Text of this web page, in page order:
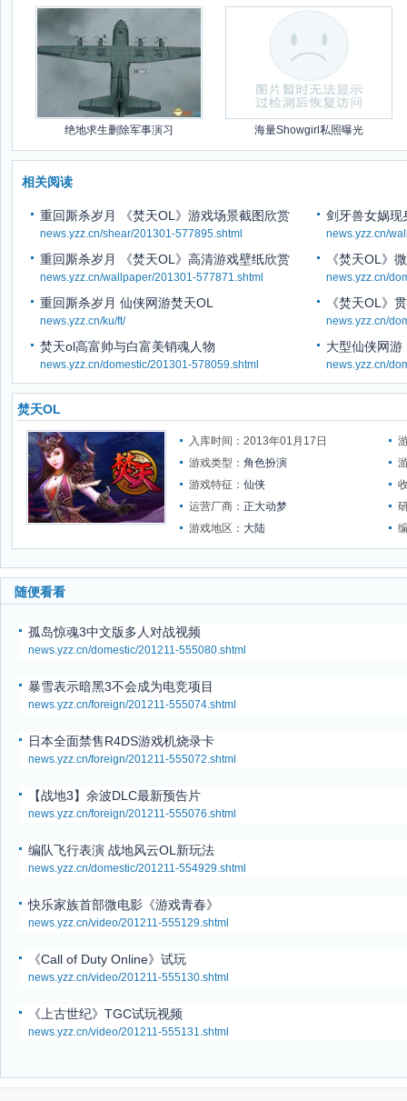
绝地求生删除军事演习 海量Showgirl私照曝光
相关阅读
重回厮杀岁月 《焚天OL》游戏场景截图欣赏
news.yzz.cn/shear/201301-577895.shtml
剑牙兽女娲现
news.yzz.cn/
重回厮杀岁月 《焚天OL》高清游戏壁纸欣赏
news.yzz.cn/wallpaper/201301-577871.shtml
《焚天OL》
news.yzz.cn/
重回厮杀岁月 仙侠网游焚天OL
news.yzz.cn/ku/ft/
《焚天OL》
news.yzz.cn/
焚天ol高富帅与白富美销魂人物
news.yzz.cn/domestic/201301-578059.shtml
大型仙侠网
news.yzz.cn/
焚天OL
入库时间：2013年01月17日
游戏类型： 角色扮演
游戏特征： 仙侠
运营厂商： 正大动梦
游戏地区： 大陆
随便看看
孤岛惊魂3中文版多人对战视频
news.yzz.cn/domestic/201211-555080.shtml
暴雪表示暗黑3不会成为电竞项目
news.yzz.cn/foreign/201211-555074.shtml
日本全面禁售R4DS游戏机烧录卡
news.yzz.cn/foreign/201211-555072.shtml
【战地3】余波DLC最新预告片
news.yzz.cn/foreign/201211-555076.shtml
编队飞行表演 战地风云OL新玩法
news.yzz.cn/domestic/201211-554929.shtml
快乐家族首部微电影《游戏青春》
news.yzz.cn/video/201211-555129.shtml
《Call of Duty Online》试玩
news.yzz.cn/video/201211-555130.shtml
《上古世纪》TGC试玩视频
news.yzz.cn/video/201211-555131.shtml